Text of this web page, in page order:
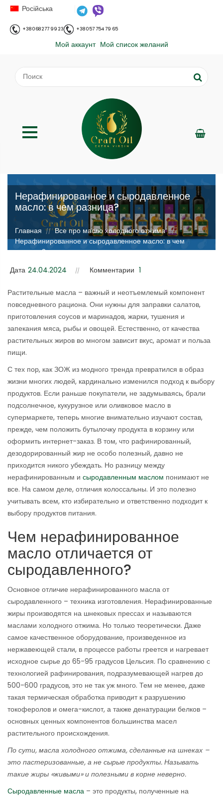
Російська
+38 068 277 99 23 +38 057 754 79 65
Мой аккаунт Мой список желаний
Нерафинированное и сыродавленное
масло: в чем разница?
;
Главная // Все про масло холодного отжима //
Нерафинированное и сыродавленное масло: в чем
разница?
Дата 24.04.2024 Комментарии 1
Растительные масла – важный и неотъемлемый компонент
повседневного рациона. Они нужны для заправки салатов,
приготовления соусов и маринадов, жарки, тушения и
запекания мяса, рыбы и овощей. Естественно, от качества
растительных жиров во многом зависит вкус, аромат и польза
пищи.
С тех пор, как ЗОЖ из модного тренда превратился в образ
жизни многих людей, кардинально изменился подход к выбору
продуктов. Если раньше покупатели, не задумываясь, брали
подсолнечное, кукурузное или оливковое масло в
супермаркете, теперь многие внимательно изучают состав,
прежде, чем положить бутылочку продукта в корзину или
оформить интернет-заказ. В том, что рафинированный,
дезодорированный жир не особо полезный, давно не
приходится никого убеждать. Но разницу между
нерафинированным и сыродавленным маслом понимают не
все. На самом деле, отличия колоссальны. И это полезно
учитывать всем, кто избирательно и ответственно подходит к
выбору продуктов питания.
Чем нерафинированное
масло отличается от
сыродавленного?
Основное отличие нерафинированного масла от
сыродавленного – техника изготовления. Нерафинированные
жиры производятся на шнековых прессах и называются
маслами холодного отжима. Но только теоретически. Даже
самое качественное оборудование, произведенное из
нержавеющей стали, в процессе работы греется и нагревает
исходное сырье до 65-95 градусов Цельсия. По сравнению с
технологией рафинирования, подразумевающей нагрев до
500-600 градусов, это не так уж много. Тем не менее, даже
такая термическая обработка приводит к разрушению
токоферолов и омега-кислот, а также денатурации белков –
основных ценных компонентов большинства масел
растительного происхождения.
По сути, масла холодного отжима, сделанные на шнеках –
это пастеризованные, а не сырые продукты. Называть
такие жиры «живыми» и полезными в корне неверно.
Сыродавленные масла – это продукты, полученные на